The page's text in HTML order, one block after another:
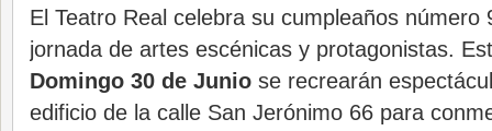
El Teatro Real celebra su cumpleaños número
jornada de artes escénicas y protagonistas.
Domingo 30 de Junio se recrearán
edificio de la calle San Jerónimo 66 para